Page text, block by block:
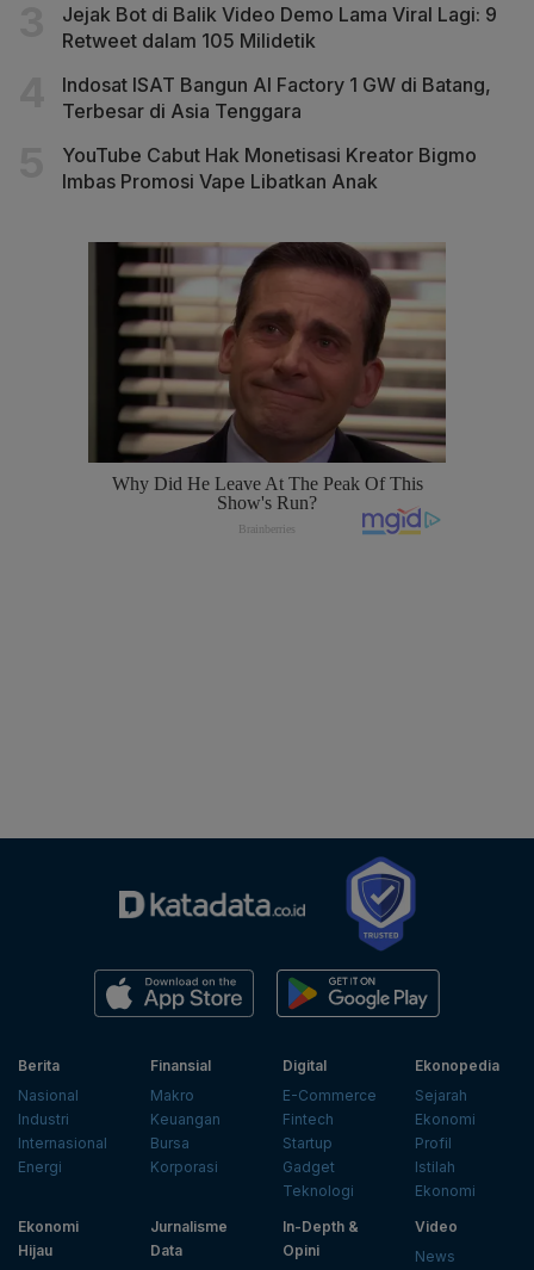
Jejak Bot di Balik Video Demo Lama Viral Lagi: 9
Retweet dalam 105 Milidetik
Indosat ISAT Bangun AI Factory 1 GW di Batang,
Terbesar di Asia Tenggara
YouTube Cabut Hak Monetisasi Kreator Bigmo
Imbas Promosi Vape Libatkan Anak
Berita
Nasional
Industri
Internasional
Energi
Finansial
Makro
Keuangan
Bursa
Korporasi
Digital
E-Commerce
Fintech
Startup
Gadget
Teknologi
Ekonopedia
Sejarah
Ekonomi
Profil
Istilah
Ekonomi
Ekonomi
Hijau
Jurnalisme
Data
In-Depth &
Opini
Video
News